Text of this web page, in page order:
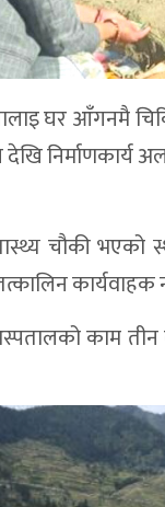
घर आँगनमै
निर्माणकार्य
चौकी भएको
काम तीन